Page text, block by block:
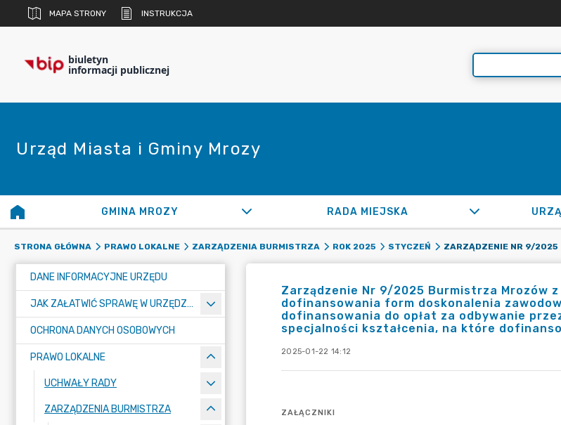
MAPA STRONY INSTRUKCJA
biuletyn
informacji publicznej
Urząd Miasta i Gminy Mrozy
GMINA MROZY RADA MIEJSKA
STRONA GŁÓWNA PRAWO LOKALNE ZARZĄDZENIA BURMISTRZA ROK 2025 STYCZEŃ
DANE INFORMACYJNE URZĘDU
JAK ZAŁATWIĆ SPRAWĘ W URZĘDZIE
OCHRONA DANYCH OSOBOWYCH
PRAWO LOKALNE
UCHWAŁY RADY
ZARZĄDZENIA BURMISTRZA
Zarządzenie Nr 9/2025 Burmistrza Mrozów
dofinansowania form doskonalenia
dofinansowania do opłat za odbywanie
specjalności kształcenia, na które
2025-01-22 14:12
ZAŁĄCZNIKI